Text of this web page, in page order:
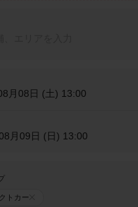
月08日 (土) 13:00
月09日 (日) 13:00
トカー